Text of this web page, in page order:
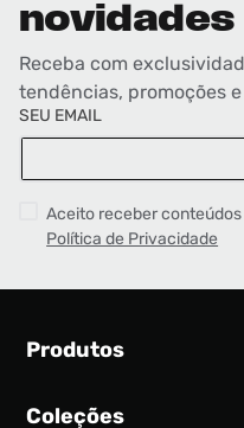
novidades
Receba com
tendências, promoções
SEU EMAIL
Aceito receber
Política de Privacidade
Produtos
Calendário SNEAKER
Coleções